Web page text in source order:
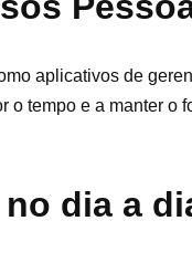
aplicativos de
o tempo e a manter o
dia a